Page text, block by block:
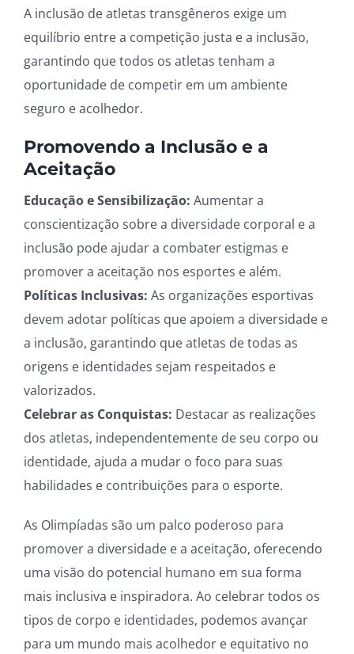
A inclusão de atletas transgêneros exige um
equilíbrio entre a competição justa e a inclusão,
garantindo que todos os atletas tenham a
oportunidade de competir em um ambiente
seguro e acolhedor.
Promovendo a Inclusão e a
Aceitação
Educação e Sensibilização: Aumentar a
conscientização sobre a diversidade corporal e a
inclusão pode ajudar a combater estigmas e
promover a aceitação nos esportes e além.
Políticas Inclusivas: As organizações esportivas
devem adotar políticas que apoiem a diversidade e
a inclusão, garantindo que atletas de todas as
origens e identidades sejam respeitados e
valorizados.
Celebrar as Conquistas: Destacar as realizações
dos atletas, independentemente de seu corpo ou
identidade, ajuda a mudar o foco para suas
habilidades e contribuições para o esporte.
As Olimpíadas são um palco poderoso para
promover a diversidade e a aceitação, oferecendo
uma visão do potencial humano em sua forma
mais inclusiva e inspiradora. Ao celebrar todos os
tipos de corpo e identidades, podemos avançar
para um mundo mais acolhedor e equitativo no